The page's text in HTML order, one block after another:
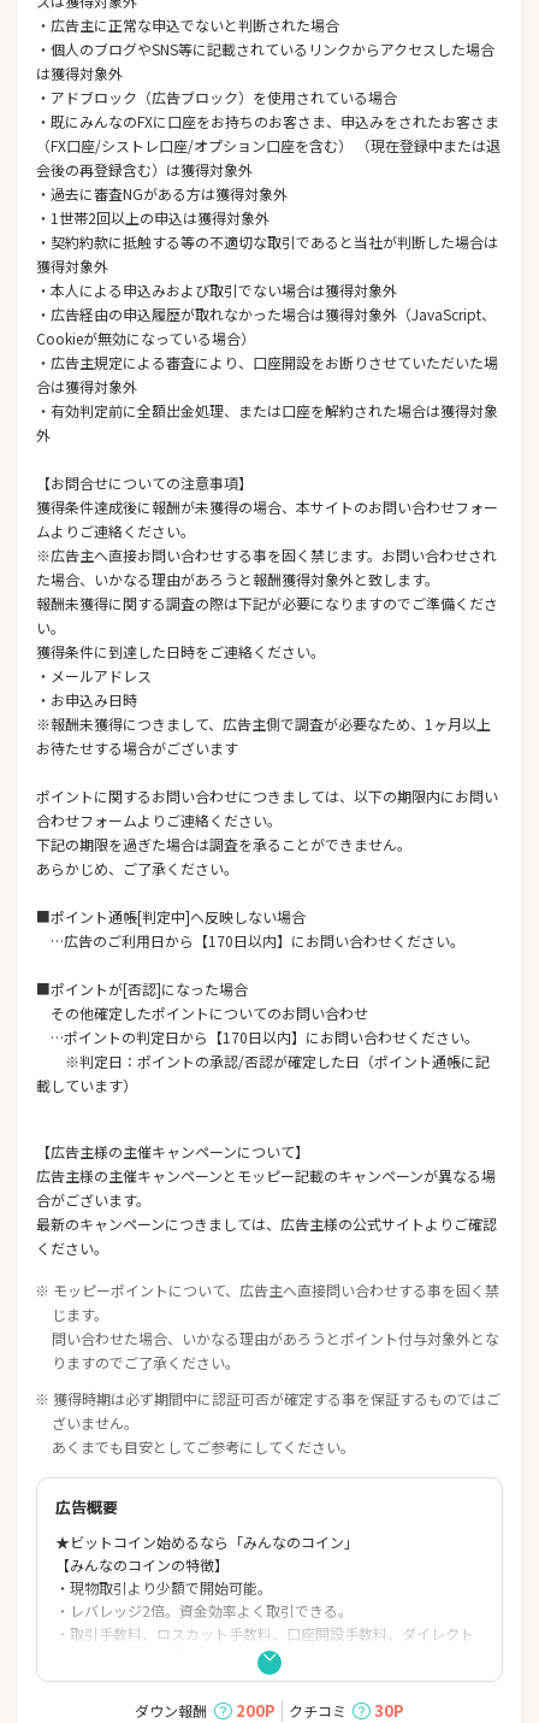
・広告主に正常な申込でないと判断された場合
・個人のブログやSNS等に記載されているリンクからアクセスした場合
は獲得対象外
・アドブロック（広告ブロック）を使用されている場合
・既にみんなのFXに口座をお持ちのお客さま、申込みをされたお客さま
（FX口座/シストレ口座/オプション口座を含む） （現在登録中または退
会後の再登録含む）は獲得対象外
・過去に審査NGがある方は獲得対象外
・1世帯2回以上の申込は獲得対象外
・契約約款に抵触する等の不適切な取引であると当社が判断した場合は
獲得対象外
・本人による申込みおよび取引でない場合は獲得対象外
・広告経由の申込履歴が取れなかった場合は獲得対象外（JavaScript、
Cookieが無効になっている場合）
・広告主規定による審査により、口座開設をお断りさせていただいた場
合は獲得対象外
・有効判定前に全額出金処理、または口座を解約された場合は獲得対象
外
【お問合せについての注意事項】
獲得条件達成後に報酬が未獲得の場合、本サイトのお問い合わせフォー
ムよりご連絡ください。
※広告主へ直接お問い合わせする事を固く禁じます。お問い合わせされ
た場合、いかなる理由があろうと報酬獲得対象外と致します。
報酬未獲得に関する調査の際は下記が必要になりますのでご準備くださ
い。
獲得条件に到達した日時をご連絡ください。
・メールアドレス
・お申込み日時
※報酬未獲得につきまして、広告主側で調査が必要なため、1ヶ月以上
お待たせする場合がございます
ポイントに関するお問い合わせにつきましては、以下の期限内にお問い
合わせフォームよりご連絡ください。
下記の期限を過ぎた場合は調査を承ることができません。
あらかじめ、ご了承ください。
■ポイント通帳[判定中]へ反映しない場合
…広告のご利用日から【170日以内】にお問い合わせください。
■ポイントが[否認]になった場合
その他確定したポイントについてのお問い合わせ
…ポイントの判定日から【170日以内】にお問い合わせください。
※判定日：ポイントの承認/否認が確定した日（ポイント通帳に記
載しています）
【広告主様の主催キャンペーンについて】
広告主様の主催キャンペーンとモッピー記載のキャンペーンが異なる場
合がございます。
最新のキャンペーンにつきましては、広告主様の公式サイトよりご確認
ください。
※ モッピーポイントについて、広告主へ直接問い合わせする事を固く禁
じます。
問い合わせた場合、いかなる理由があろうとポイント付与対象外とな
りますのでご了承ください。
※ 獲得時期は必ず期間中に認証可否が確定する事を保証するものではご
ざいません。
あくまでも目安としてご参考にしてください。
広告概要
★ビットコイン始めるなら「みんなのコイン」
【みんなのコインの特徴】
・現物取引より少額で開始可能。
・レバレッジ2倍。資金効率よく取引できる。
・取引手数料、ロスカット手数料、口座開設手数料、ダイレクト
入金手数料、出金手数料、口座維持手数料が無料！
・暗号資産CFDだから買いからも売りからも入れる！
・みんなのFXで培った取引ツールの利便性がそのままみんなのコ
ダウン報酬 200P クチコミ 30P